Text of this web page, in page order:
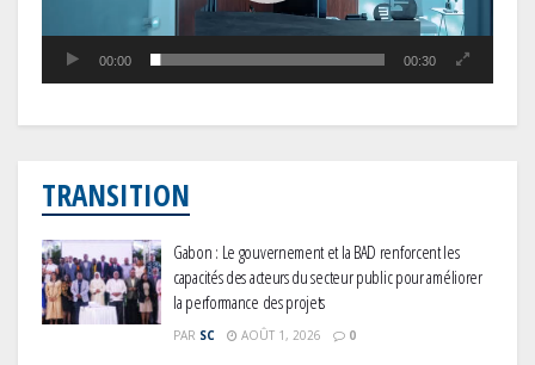
00:00 00:30
TRANSITION
Gabon : Le gouvernement et la BAD renforcent les
capacités des acteurs du secteur public pour améliorer
la performance des projets
PAR SC AOÛT 1, 2026 0